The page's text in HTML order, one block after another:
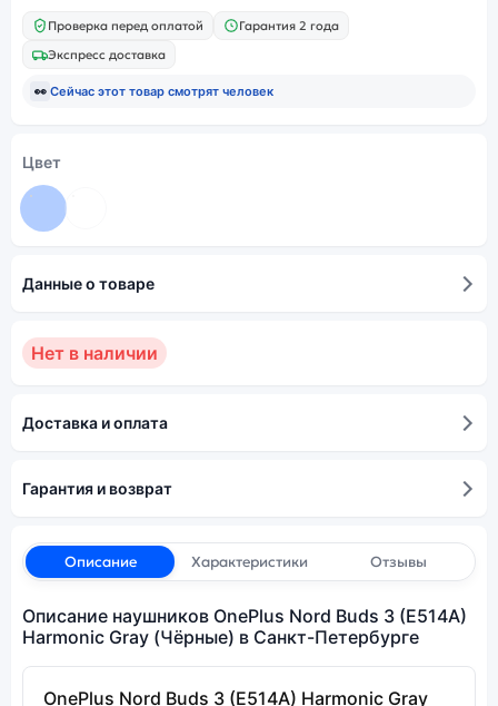
Проверка перед оплатой
Гарантия 2 года
Экспресс доставка
👀 Сейчас этот товар смотрят человек
Цвет
Данные о товаре
Нет в наличии
Доставка и оплата
Гарантия и возврат
Описание Характеристики Отзывы
Описание наушников OnePlus Nord Buds 3 (E514A)
Harmonic Gray (Чёрные) в Санкт-Петербурге
OnePlus Nord Buds 3 (E514A) Harmonic Gray